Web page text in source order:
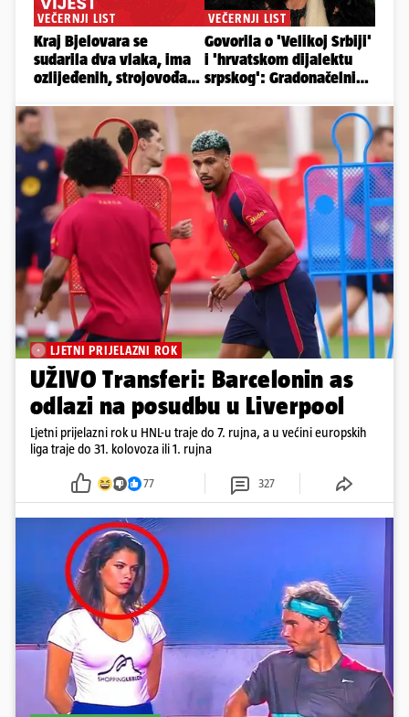
LJETNI PRIJELAZNI ROK
UŽIVO Transferi: Barcelonin as
odlazi na posudbu u Liverpool
Ljetni prijelazni rok u HNL-u traje do 7. rujna, a u većini europskih
liga traje do 31. kolovoza ili 1. rujna
77 327